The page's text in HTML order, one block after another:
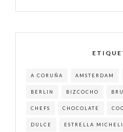
A CORUÑA AMSTERDAM
BERLIN BIZCOCHO
CHEFS CHOCOLATE
DULCE ESTRELLA